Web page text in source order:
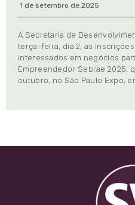
1 de setembro de 2025
A Secretaria de
terça-feira, dia 2, as
interessados em negócios
Empreendedor Sebrae 2025,
outubro, no São Paulo Expo,